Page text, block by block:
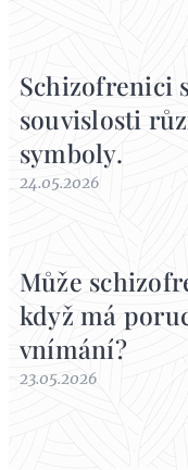
Schizofrenici
souvislosti
symboly.
24.05.2026
Může
když má
vnímání?
23.05.2026